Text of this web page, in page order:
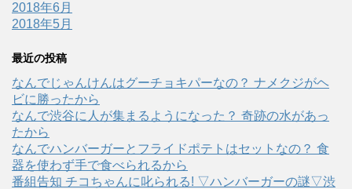
2018年6月
2018年5月
最近の投稿
なんでじゃんけんはグーチョキパーなの？ ナメクジがヘ
ビに勝ったから
なんで渋谷に人が集まるようになった？ 奇跡の水があっ
たから
なんでハンバーガーとフライドポテトはセットなの？ 食
器を使わず手で食べられるから
番組告知 チコちゃんに叱られる! ▽ハンバーガーの謎▽渋